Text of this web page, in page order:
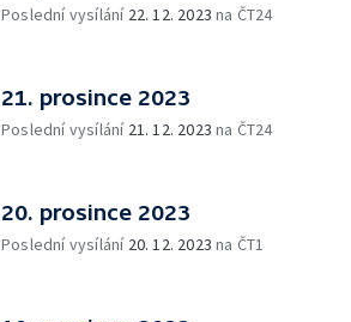
Poslední vysílání 22. 12. 2023 na ČT24
21. prosince 2023
Poslední vysílání 21. 12. 2023 na ČT24
20. prosince 2023
Poslední vysílání 20. 12. 2023 na ČT1